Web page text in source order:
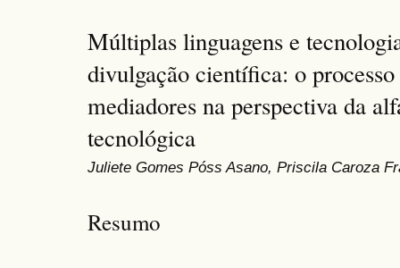
Múltiplas linguagens e
divulgação científica: o
mediadores na perspectiva da
tecnológica
Juliete Gomes Póss Asano, Priscila Caroza
Resumo